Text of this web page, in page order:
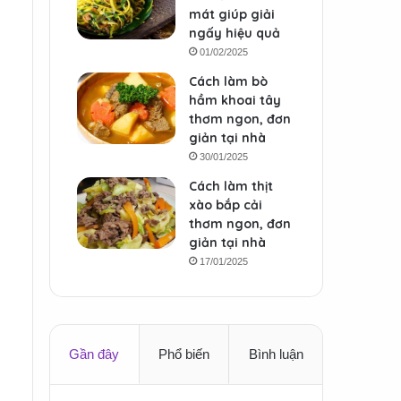
mát giúp giải
ngấy hiệu quả
01/02/2025
Cách làm bò
hầm khoai tây
thơm ngon, đơn
giản tại nhà
30/01/2025
Cách làm thịt
xào bắp cải
thơm ngon, đơn
giản tại nhà
17/01/2025
Gần đây Phổ biến Bình luận